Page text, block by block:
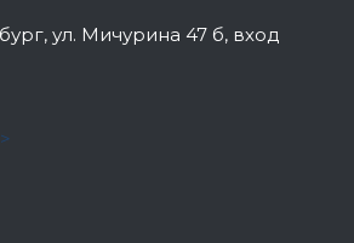
ул. Мичурина 47 б, вход
>